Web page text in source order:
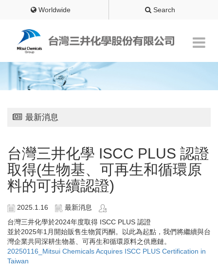
Worldwide Search
最新消息
台灣三井化學 ISCC PLUS 認證
取得(生物基、可再生和循環原
料的可持續認證)
2025.1.16
最新消息
台灣三井化學於2024年度取得 ISCC PLUS 認證
並於2025年1月開始販售生物質丙酮。以此為起點，我們將繼續與台
灣企業共同深耕生物基、可再生和循環原料之供應鏈。
20250116_Mitsui Chemicals Acquires ISCC PLUS Certification in
Taiwan